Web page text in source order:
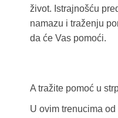
život. Istrajnošću
namazu i traženju
da će Vas pomoći.
A tražite pomoć u
U ovim trenucima